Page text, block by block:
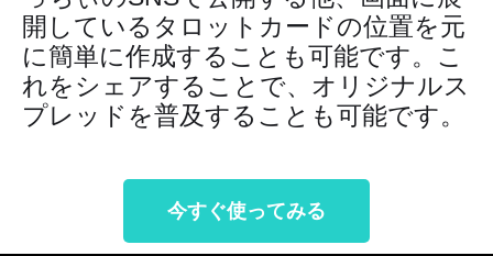
開しているタロットカードの位置を元
に簡単に作成することも可能です。こ
れをシェアすることで、オリジナルス
プレッドを普及することも可能です。
今すぐ使ってみる